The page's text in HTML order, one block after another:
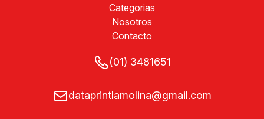
Categorias
Nosotros
Contacto
(01) 3481651
dataprintlamolina@gmail.com